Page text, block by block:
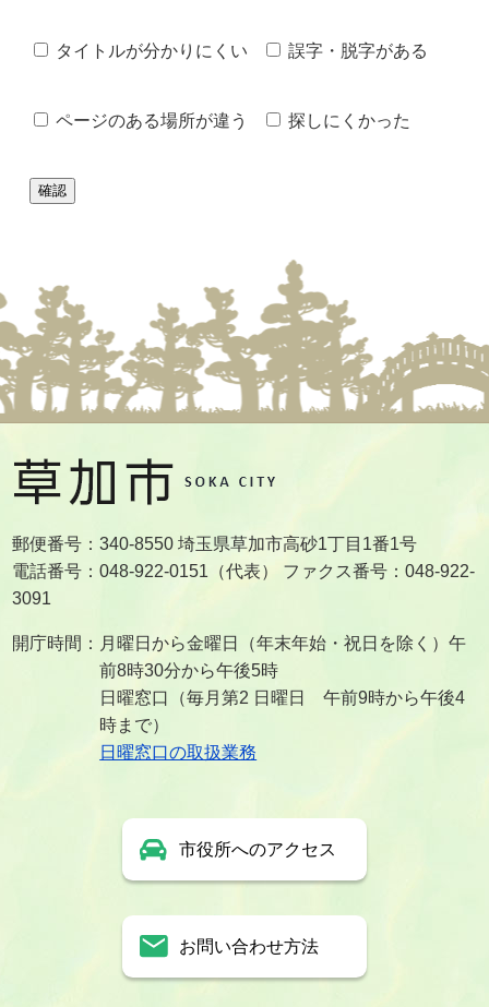
タイトルが分かりにくい 誤字・脱字がある
ページのある場所が違う 探しにくかった
郵便番号：340-8550 埼玉県草加市高砂1丁目1番1号
電話番号：048-922-0151（代表） ファクス番号：048-922-
3091
開庁時間：月曜日から金曜日（年末年始・祝日を除く）午
前8時30分から午後5時
日曜窓口（毎月第2 日曜日 午前9時から午後4
時まで）
日曜窓口の取扱業務
市役所へのアクセス
お問い合わせ方法